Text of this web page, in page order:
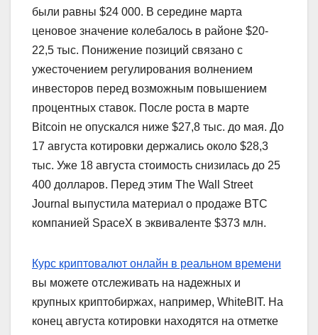
были равны $24 000. В середине марта
ценовое значение колебалось в районе $20-
22,5 тыс. Понижение позиций связано с
ужесточением регулирования волнением
инвесторов перед возможным повышением
процентных ставок. После роста в марте
Bitcoin не опускался ниже $27,8 тыс. до мая. До
17 августа котировки держались около $28,3
тыс. Уже 18 августа стоимость снизилась до 25
400 долларов. Перед этим The Wall Street
Journal выпустила материал о продаже BTC
компанией SpaceX в эквиваленте $373 млн.
Курс криптовалют онлайн в реальном времени
вы можете отслеживать на надежных и
крупных криптобиржах, например, WhiteBIT. На
конец августа котировки находятся на отметке